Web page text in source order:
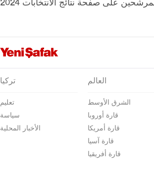
باتمان
بايبورت
بيلاجيك
بينغول
بيتليس
تركيا
تعليم
سياسة
الأخبار المحلية
العالم
الشرق الأوسط
قارة أوروبا
قارة أمريكا
قارة آسيا
قارة أفريقيا